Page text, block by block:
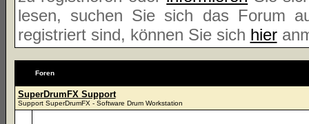
lesen, suchen Sie sich das Forum
registriert sind, können Sie sich hier
Foren
SuperDrumFX Support
Support SuperDrumFX - Software Drum Workstation